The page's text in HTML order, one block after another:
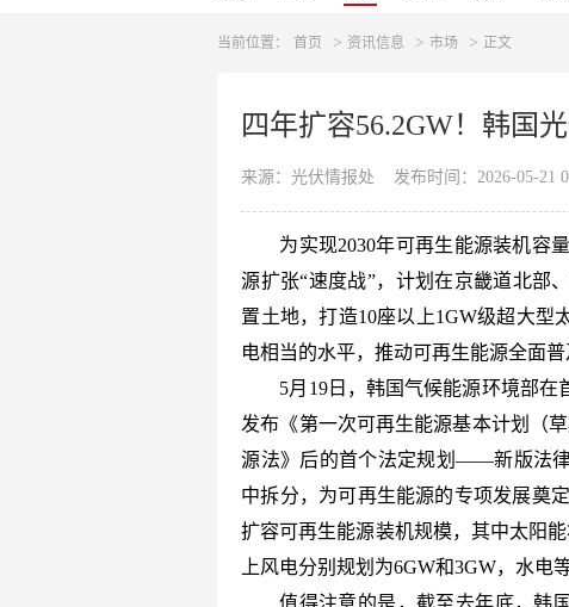
当前位置： 首页 > 资讯信息 > 市场 > 正文
四年扩容56.2GW！韩国
来源：光伏情报处 发布时间：2026-05-21
为实现2030年可再生能源装机容
源扩张“速度战”，计划在京畿道北部
置土地，打造10座以上1GW级超大型
电相当的水平，推动可再生能源全面普
5月19日，韩国气候能源环境部
发布《第一次可再生能源基本计划（
源法》后的首个法定规划——新版法
中拆分，为可再生能源的专项发展奠
扩容可再生能源装机规模，其中太阳
上风电分别规划为6GW和3GW，水电
值得注意的是，截至去年底，韩